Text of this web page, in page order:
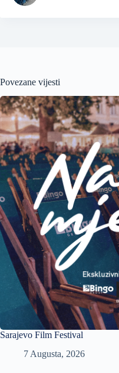
Povezane vijesti
Sarajevo Film Festival
7 Augusta, 2026